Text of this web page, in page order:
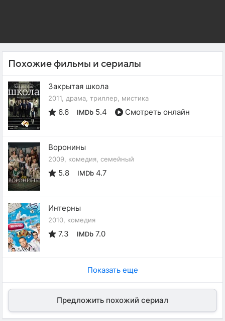
Похожие фильмы и сериалы
Закрытая школа
2011, драма, триллер, мистика
6.6 IMDb 5.4 Смотреть онлайн
Воронины
2009, комедия, семейный
5.8 IMDb 4.7
Интерны
2010, комедия
7.3 IMDb 7.0
Показать еще
Предложить похожий сериал